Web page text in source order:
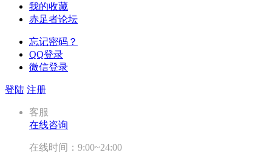
我的收藏
赤足者论坛
忘记密码？
QQ登录
微信登录
登陆 注册
客服
在线咨询
在线时间：9:00~24:00